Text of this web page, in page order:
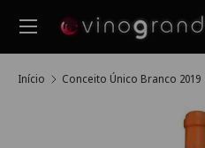
Ir para o conteúdo
Pesquisar
Menu
Início Conceito Único Branco 2019